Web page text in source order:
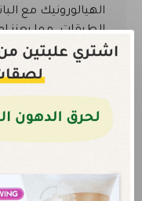
الهيالورونيك مع
الطبقات، مما يعزز
كما يساعد على
يقلل الشعور
وتقليل الخطوط
الملمس العام
مستخلصات نباتية
وتقليل الاحمرار